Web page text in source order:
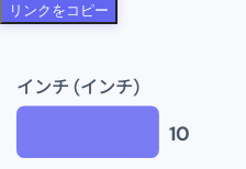
リンクをコピー
インチ (インチ)
10